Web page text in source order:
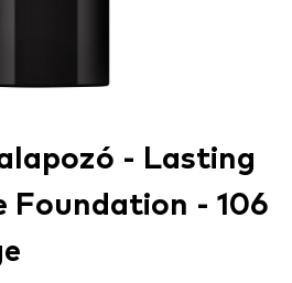
- Lasting
Foundation - 106